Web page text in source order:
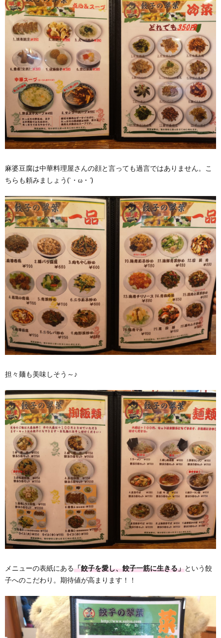
麻婆豆腐は中華料理屋さんの顔と言っても過言ではありません。こ
ちらも頼みましょう(`・ω・´)
担々麺も美味しそう～♪
メニューの表紙にある「餃子を愛し、餃子一筋に生きる」という餃
子へのこだわり。期待値が高まります！！